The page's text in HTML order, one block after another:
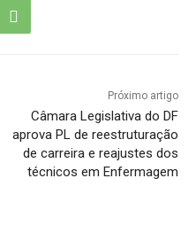
Próximo artigo
Câmara Legislativa do DF
aprova PL de reestruturação
de carreira e reajustes dos
técnicos em Enfermagem